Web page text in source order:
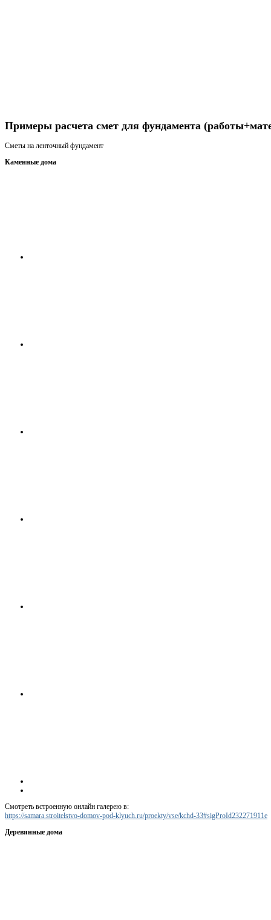
Примеры расчета смет для фундамента
Сметы на ленточный фундамент
Каменные дома
Смотреть встроенную онлайн галерею в:
https://samara.stroitelstvo-domov-pod-klyuch.ru/proekty/vse/kchd-33#sigProId232271911e
Деревянные дома